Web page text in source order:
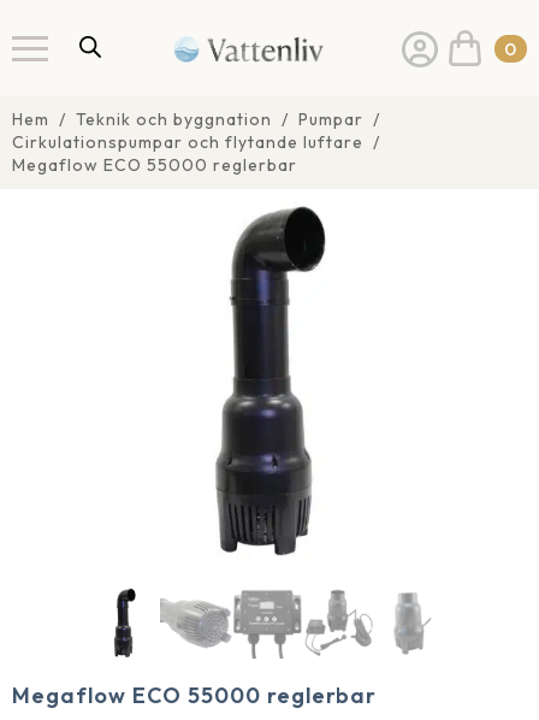
0
Hem Teknik och byggnation
Pumpar
Cirkulationspumpar och flytande luftare
Megaflow ECO 55000 reglerbar
Megaflow ECO 55000 reglerbar